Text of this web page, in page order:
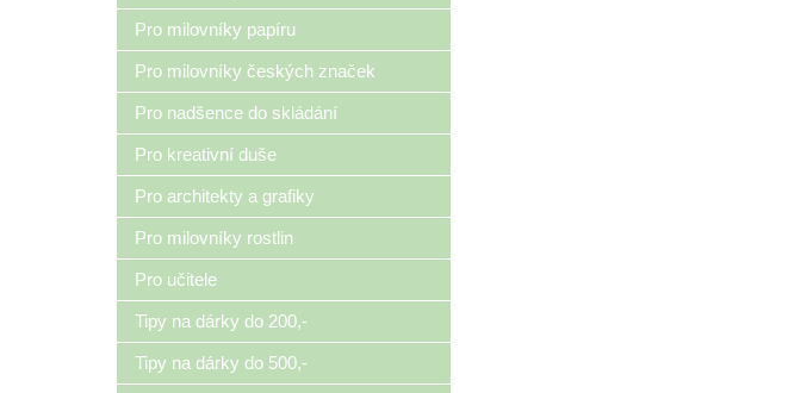
Pro milovníky papíru
Pro milovníky českých značek
Pro nadšence do skládání
Pro kreativní duše
Pro architekty a grafiky
Pro milovníky rostlin
Pro učitele
Tipy na dárky do 200,-
Tipy na dárky do 500,-